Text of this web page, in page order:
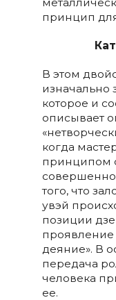
принцип
В этом
изначально
которое и
описывает
когда
принципом
того, что
увэй
позиции
проявление
деяние». В
передача
человека
ее.